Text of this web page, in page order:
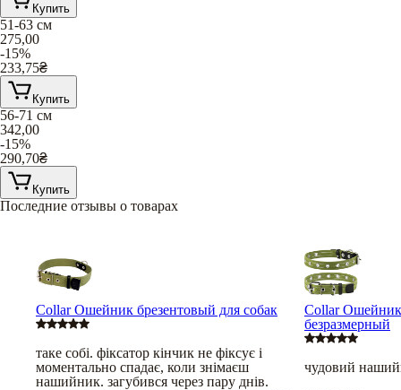
Купить
51-63 см
275,00
-15%
233,75₴
Купить
56-71 см
342,00
-15%
290,70₴
Купить
Последние отзывы о товарах
Collar Ошейник брезентовый для собак
таке собі. фіксатор кінчик не фіксує і
моментально спадає, коли знімаєш
нашийник. загубився через пару днів.
Collar Ошейник
безразмерный
чудовий